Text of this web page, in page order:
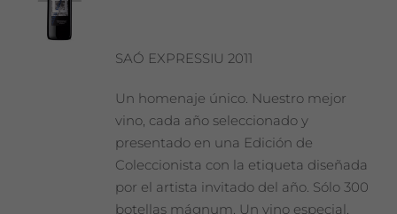
SAÓ EXPRESSIU 2011
Un homenaje único. Nuestro mejor
vino, cada año seleccionado y
presentado en una Edición de
Coleccionista con la etiqueta diseñada
por el artista invitado del año. Sólo 300
botellas mágnum. Un vino especial,